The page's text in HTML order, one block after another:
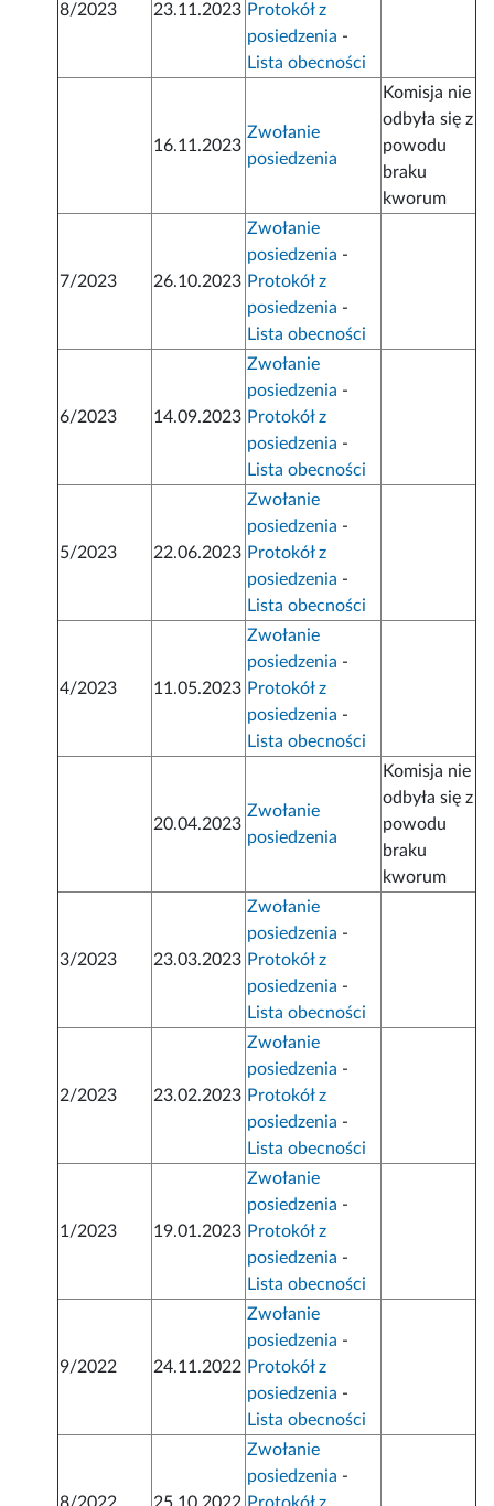
8/2023 23.11.2023 Protokół z
posiedzenia -
Lista obecności
16.11.2023
Zwołanie
posiedzenia
Komisja nie
odbyła się z
powodu
braku
kworum
7/2023 26.10.2023
Zwołanie
posiedzenia -
Protokół z
posiedzenia -
Lista obecności
6/2023 14.09.2023
Zwołanie
posiedzenia -
Protokół z
posiedzenia -
Lista obecności
5/2023 22.06.2023
Zwołanie
posiedzenia -
Protokół z
posiedzenia -
Lista obecności
4/2023 11.05.2023
Zwołanie
posiedzenia -
Protokół z
posiedzenia -
Lista obecności
20.04.2023
Zwołanie
posiedzenia
Komisja nie
odbyła się z
powodu
braku
kworum
3/2023 23.03.2023
Zwołanie
posiedzenia -
Protokół z
posiedzenia -
Lista obecności
2/2023 23.02.2023
Zwołanie
posiedzenia -
Protokół z
posiedzenia -
Lista obecności
1/2023 19.01.2023
Zwołanie
posiedzenia -
Protokół z
posiedzenia -
Lista obecności
9/2022 24.11.2022
Zwołanie
posiedzenia -
Protokół z
posiedzenia -
Lista obecności
Zwołanie
posiedzenia -